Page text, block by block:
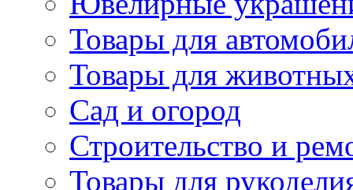
Товары для
Товары для
Сад и огород
Строительство и
Товары для